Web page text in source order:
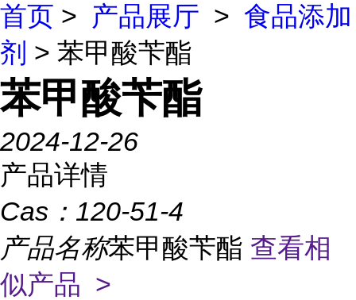
首页 > 产品展厅 > 食品添加
剂 > 苯甲酸苄酯
苯甲酸苄酯
2024-12-26
产品详情
Cas： 120-51-4
产品名称苯甲酸苄酯 查看相
似产品 >